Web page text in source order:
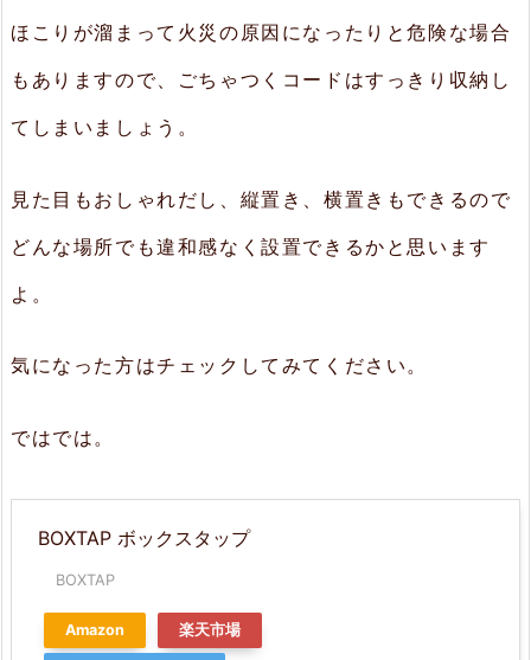
ほこりが溜まって火災の原因になったりと危険な場合
もありますので、ごちゃつくコードはすっきり収納し
てしまいましょう。
見た目もおしゃれだし、縦置き、横置きもできるので
どんな場所でも違和感なく設置できるかと思います
よ。
気になった方はチェックしてみてください。
ではでは。
BOXTAP ボックスタップ
BOXTAP
Amazon 楽天市場